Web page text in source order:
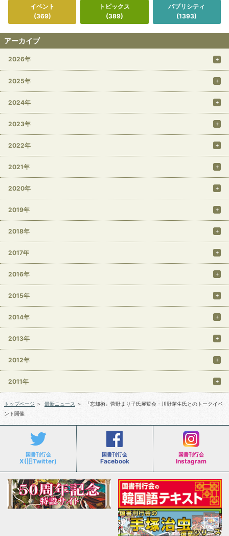
イベント
(369)
トピックス
(389)
パブリシティ
(1393)
アーカイブ
2026年
2025年
2024年
2023年
2022年
2021年
2020年
2019年
2018年
2017年
2016年
2015年
2014年
2013年
2012年
2011年
トップページ ＞ 最新ニュース ＞
『忘却術』菅野まり子氏展覧会・川野芽生氏とのトークイベ
ント開催
国書刊行会
X(旧Twitter)
国書刊行会
Facebook
国書刊行会
Instagram